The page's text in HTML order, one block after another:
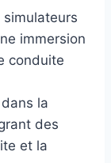
simulateurs
immersion
conduite
la
des
et la